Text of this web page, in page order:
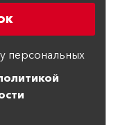
персональных